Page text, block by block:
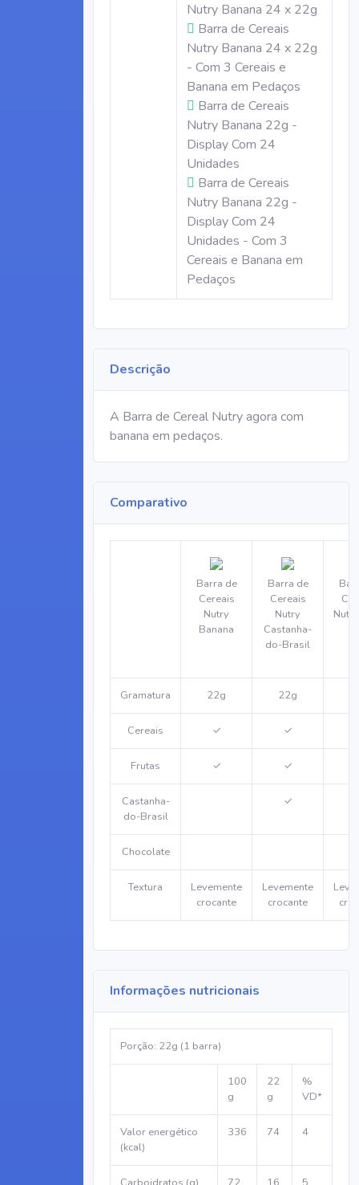
Nutry Banana 24 x 22g
Barra de Cereais
Nutry Banana 24 x 22g
- Com 3 Cereais e
Banana em Pedaços
Barra de Cereais
Nutry Banana 22g -
Display Com 24
Unidades
Barra de Cereais
Nutry Banana 22g -
Display Com 24
Unidades - Com 3
Cereais e Banana em
Pedaços
Descrição
A Barra de Cereal Nutry agora com
banana em pedaços.
Comparativo
Barra de
Cereais
Nutry
Banana
Barra de
Cereais
Nutry
Castanha-
do-Brasil
Gramatura 22g 22g
Cereais ✓ ✓
Frutas ✓ ✓
Castanha-
do-Brasil
✓
Chocolate
Textura
Levemente
crocante
Levemente
crocante
Informações nutricionais
Porção: 22g (1 barra)
100
g
22
g
%
VD*
Valor energético
(kcal)
336 74 4